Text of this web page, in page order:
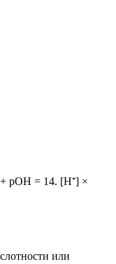
pOH = 14. [H⁺] ×
или